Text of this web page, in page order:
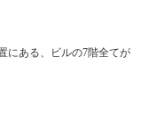
にある、ビルの7階全てが